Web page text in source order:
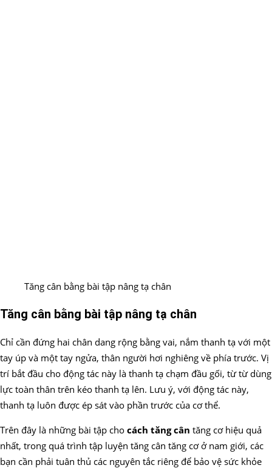
Tăng cân bằng bài tập nâng tạ chân
Tăng cân bằng bài tập nâng tạ chân
Chỉ cần đứng hai chân dang rộng bằng vai, nắm thanh tạ với một
tay úp và một tay ngửa, thân người hơi nghiêng về phía trước. Vị
trí bắt đầu cho động tác này là thanh tạ chạm đầu gối, từ từ dùng
lực toàn thân trên kéo thanh tạ lên. Lưu ý, với động tác này,
thanh tạ luôn được ép sát vào phần trước của cơ thể.
Trên đây là những bài tập cho cách tăng cân tăng cơ hiệu quả
nhất, trong quá trình tập luyện tăng cân tăng cơ ở nam giới, các
bạn cần phải tuân thủ các nguyên tắc riêng để bảo vệ sức khỏe